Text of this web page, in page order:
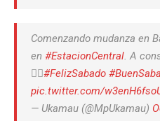
Comenzando mudanza en
en #EstacionCentral. A
✊🏼#FelizSabado
pic.twitter.com/
— Ukamau (@MpUkamau)